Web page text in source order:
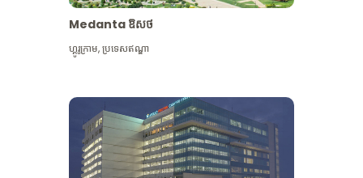
Medanta ឱសថ
ហ្គូរូក្រាម,ប្រទេសឥណ្ឌា